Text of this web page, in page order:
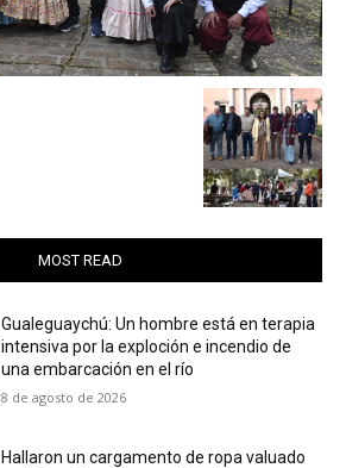
MOST READ
Gualeguaychú: Un hombre está en terapia
intensiva por la exploción e incendio de
una embarcación en el río
8 de agosto de 2026
Hallaron un cargamento de ropa valuado